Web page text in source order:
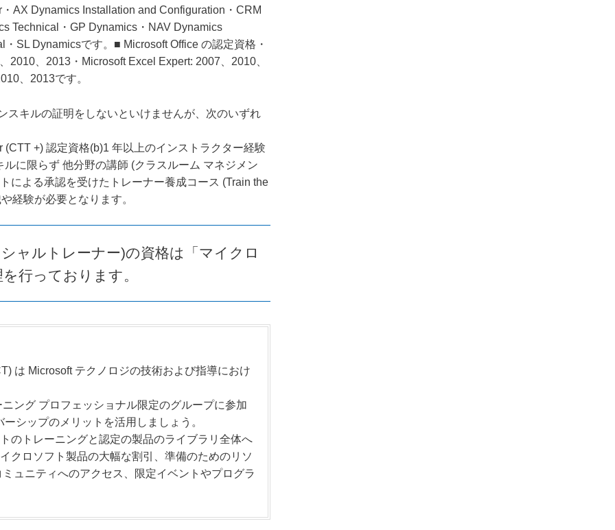
AX Dynamics Installation and Configuration・CRM
Technical・GP Dynamics・NAV Dynamics
SL Dynamicsです。■ Microsoft Office の認定資格・
2010、2013・Microsoft Excel Expert: 2007、2010、
、2013です。
スキルの証明をしないといけませんが、次のいずれ
+) 認定資格(b)1 年以上のインストラクター経験
に限らず 他分野の講師 (クラスルーム マネジメン
による承認を受けたトレーナー養成コース (Train the
経験が必要となります。
ャルトレーナー)の資格は「マイクロ
行っております。
は Microsoft テクノロジの技術および指導におけ
ング プロフェッショナル限定のグループに参加
シップのメリットを活用しましょう。
のトレーニングと認定の製品のライブラリ全体へ
クロソフト製品の大幅な割引、準備のためのリソ
ュニティへのアクセス、限定イベントやプログラ